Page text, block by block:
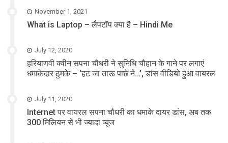
November 1, 2021
What is Laptop – लैपटॉप क्या है – Hindi Me
July 12, 2020
हरियाणवी क्वीन सपना चौधरी ने सुनिधि चौहान के गाने पर लगाएं
धमाकेदार ठुमके – ‘हट जा ताऊ पाछे ने…’, डांस वीडियो हुआ वायरल
July 11, 2020
Internet पर वायरल सपना चौधरी का धमाके दायर डांस, अब तक
300 मिलियन से भी ज्यादा व्यूज